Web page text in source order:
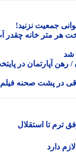
متر خانه چقدر آب
رهن آپارتمان در پایتخت
پشت صحنه فیلم
تا استقلال